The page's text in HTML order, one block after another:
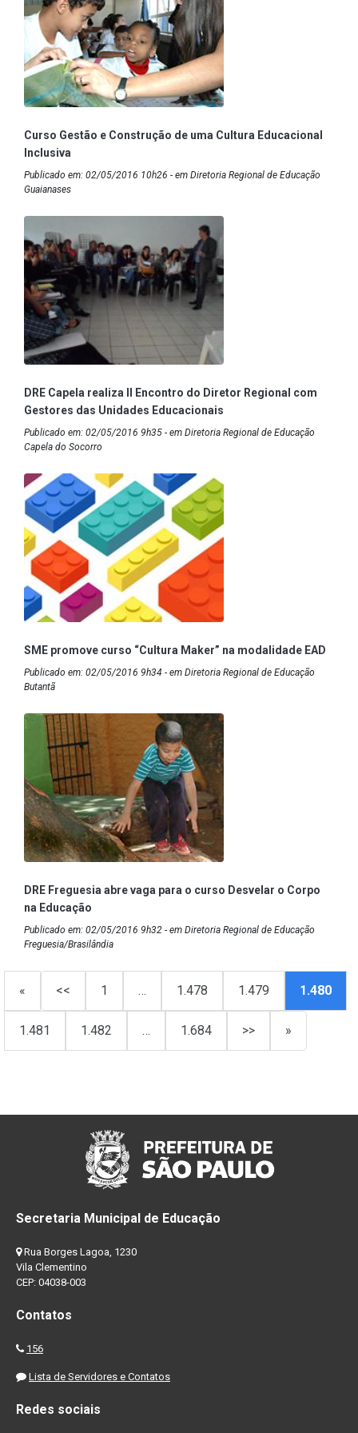
Curso Gestão e Construção de uma Cultura Educacional
Inclusiva
Publicado em: 02/05/2016 10h26 - em Diretoria Regional de Educação
Guaianases
DRE Capela realiza II Encontro do Diretor Regional com
Gestores das Unidades Educacionais
Publicado em: 02/05/2016 9h35 - em Diretoria Regional de Educação
Capela do Socorro
SME promove curso “Cultura Maker” na modalidade EAD
Publicado em: 02/05/2016 9h34 - em Diretoria Regional de Educação
Butantã
DRE Freguesia abre vaga para o curso Desvelar o Corpo
na Educação
Publicado em: 02/05/2016 9h32 - em Diretoria Regional de Educação
Freguesia/Brasilândia
« << 1 … 1.478 1.479 1.480
1.481 1.482 … 1.684 >> »
Secretaria Municipal de Educação
Rua Borges Lagoa, 1230
Vila Clementino
CEP: 04038-003
Contatos
156
Lista de Servidores e Contatos
Redes sociais